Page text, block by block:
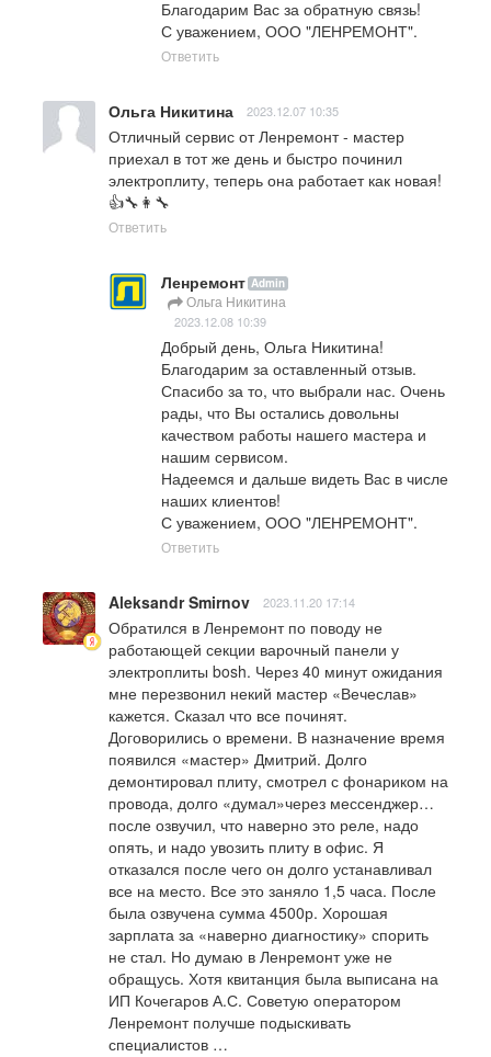
Благодарим Вас за обратную связь!
С уважением, ООО "ЛЕНРЕМОНТ".
Ответить
Ольга Никитина 2023.12.07 10:35
Отличный сервис от Ленремонт - мастер
приехал в тот же день и быстро починил
электроплиту, теперь она работает как новая!
👍🔧👩‍🔧
Ответить
Ленремонт Admin
Ольга Никитина
2023.12.08 10:39
Добрый день, Ольга Никитина!
Благодарим за оставленный отзыв.
Спасибо за то, что выбрали нас. Очень
рады, что Вы остались довольны
качеством работы нашего мастера и
нашим сервисом.
Надеемся и дальше видеть Вас в числе
наших клиентов!
С уважением, ООО "ЛЕНРЕМОНТ".
Ответить
Aleksandr Smirnov 2023.11.20 17:14
Обратился в Ленремонт по поводу не
работающей секции варочный панели у
электроплиты bosh. Через 40 минут ожидания
мне перезвонил некий мастер «Вечеслав»
кажется. Сказал что все починят.
Договорились о времени. В назначение время
появился «мастер» Дмитрий. Долго
демонтировал плиту, смотрел с фонариком на
провода, долго «думал»через мессенджер…
после озвучил, что наверно это реле, надо
опять, и надо увозить плиту в офис. Я
отказался после чего он долго устанавливал
все на место. Все это заняло 1,5 часа. После
была озвучена сумма 4500р. Хорошая
зарплата за «наверно диагностику» спорить
не стал. Но думаю в Ленремонт уже не
обращусь. Хотя квитанция была выписана на
ИП Кочегаров А.С. Советую оператором
Ленремонт получше подыскивать
специалистов …